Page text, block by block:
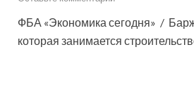
ФБА «Экономика сегодня» /
которая занимается